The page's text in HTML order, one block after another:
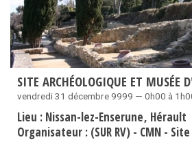
SITE ARCHÉOLOGIQUE ET MUSÉE
vendredi 31 décembre 9999 — 0h00 à
Lieu : Nissan-lez-Enserune Hérault
Organisateur : (SUR RV) - CMN - Site